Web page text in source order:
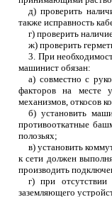
д) проверить
также исправность
г) проверить
ж) проверить
3. При
машинист обязан:
а) совместно с
факторов на месте
механизмов, откосов
б) установить
противооткатные
полозьях;
в) установить
к сети должен
производить
г) при
заземляющего